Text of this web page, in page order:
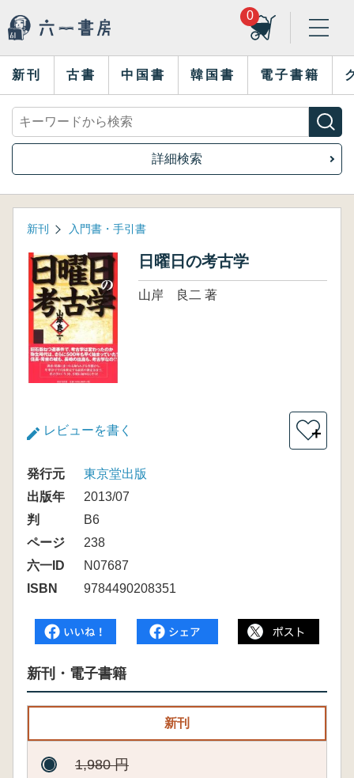
0
新刊 古書 中国書 韓国書 電子書籍
詳細検索
新刊 入門書・手引書
日曜日の考古学
山岸 良二 著
レビューを書く ＋
発行元
東京堂出版
出版年
2013/07
判
B6
ページ
238
六一ID
N07687
ISBN
9784490208351
新刊・電子書籍
新刊
1,980 円